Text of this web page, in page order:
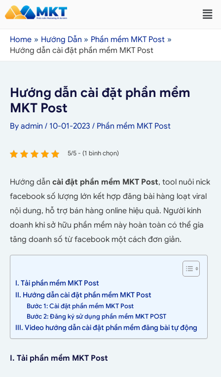
Home Hướng Dẫn
Phần mềm MKT Post
Hướng dẫn cài đặt phần mềm MKT Post
Hướng dẫn cài đặt phần mềm
MKT Post
By admin / 10-01-2023 / Phần mềm MKT Post
5/5 - (1 bình chọn)
Hướng dẫn cài đặt phần mềm MKT Post, tool nuôi nick
facebook số lượng lớn kết hợp đăng bài hàng loạt viral
nội dung, hỗ trợ bán hàng online hiệu quả. Người kinh
doanh khi sở hữu phần mềm này hoàn toàn có thể gia
tăng doanh số từ facebook một cách đơn giản.
I. Tải phần mềm MKT Post
II. Hướng dẫn cài đặt phần mềm MKT Post
Bước 1: Cài đặt phần mềm MKT Post
Bước 2: Đăng ký sử dụng phần mềm MKT POST
III. Video hướng dẫn cài đặt phần mềm đăng bài tự động
I. Tải phần mềm MKT Post